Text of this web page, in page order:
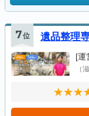
7位 遺品整理
[運
（